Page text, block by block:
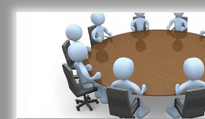
Vernisáž výstavy
kapkou
30. 7. 2026
Veselí muzikanti
30. 7. 2026